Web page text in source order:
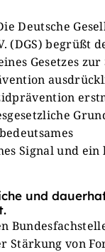
Deutsche
(DGS) begrüßt
Gesetzes
Signal und ein
und
Stärkung von